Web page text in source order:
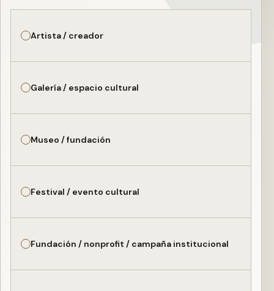
Artista / creador
Galería / espacio cultural
Museo / fundación
Festival / evento cultural
Fundación / nonprofit / campaña institucional